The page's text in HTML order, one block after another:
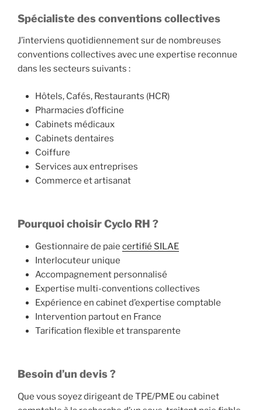
Spécialiste des conventions collectives
J’interviens quotidiennement sur de nombreuses
conventions collectives avec une expertise reconnue
dans les secteurs suivants :
Hôtels, Cafés, Restaurants (HCR)
Pharmacies d’officine
Cabinets médicaux
Cabinets dentaires
Coiffure
Services aux entreprises
Commerce et artisanat
Pourquoi choisir Cyclo RH ?
Gestionnaire de paie certifié SILAE
Interlocuteur unique
Accompagnement personnalisé
Expertise multi-conventions collectives
Expérience en cabinet d’expertise comptable
Intervention partout en France
Tarification flexible et transparente
Besoin d’un devis ?
Que vous soyez dirigeant de TPE/PME ou cabinet